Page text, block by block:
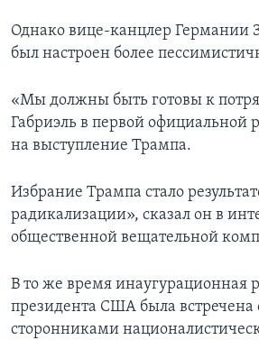
Однако вице-канцлер Германии
был настроен более
«Мы должны быть готовы к
Габриэль в первой официальной
на выступление Трампа.
Избрание Трампа стало
радикализации», сказал он в
общественной вещательной
В то же время инаугурационная
президента США была встречена
сторонниками